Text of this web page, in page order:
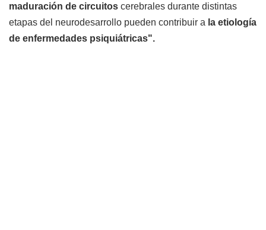
maduración de circuitos cerebrales durante distintas
etapas del neurodesarrollo pueden contribuir a la etiología
de enfermedades psiquiátricas".